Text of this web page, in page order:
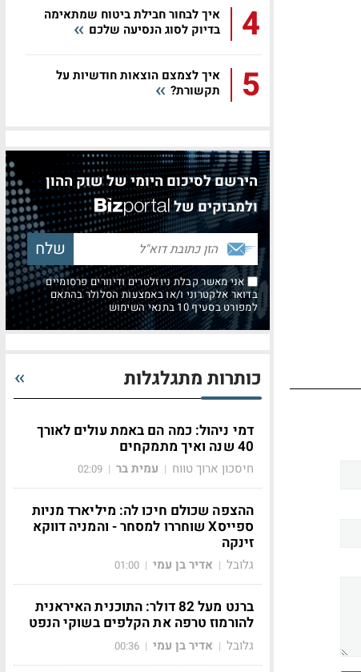
4
איך לבחור חבילת ביטוח שמתאימה
בדיוק לסוג הנסיעה שלכם
5
איך לצמצם הוצאות חודשיות על
תקשורת?
הירשם לסיכום היומי של שוק ההון
ולמבזקים של
אני מאשר קבלת ניוזלטרים ודיוורים פרסומיים
בדואר אלקטרוני ו/או באמצעות הסלולר בהתאם
למפורט בסעיף 10 בתנאי השימוש
כותרות מתגלגלות
דמי ניהול: כמה הם באמת עולים לאורך
40 שנה ואיך מתמקחים
חיסכון ארוך טווח | עמית בר |
02:09
ההצפה שכולם חיכו לה: מיליארד מניות
ספייסX שוחררו למסחר - והמניה דווקא
זינקה
גלובל | אדיר בן עמי |
01:00
ברנט מעל 82 דולר: התוכנית האיראנית
להורמוז טרפה את הקלפים בשוקי הנפט
גלובל | אדיר בן עמי |
00:36